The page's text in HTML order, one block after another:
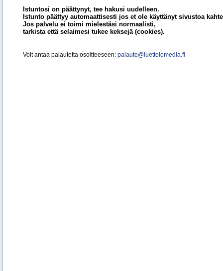
Istuntosi on päättynyt, tee hakusi uudelleen.
Istunto päättyy automaattisesti jos et ole käyttänyt sivustoa
Jos palvelu ei toimi mielestäsi normaalisti,
tarkista että selaimesi tukee keksejä (cookies).
Voit antaa palautetta osoitteeseen: palaute@luettelomedia.fi